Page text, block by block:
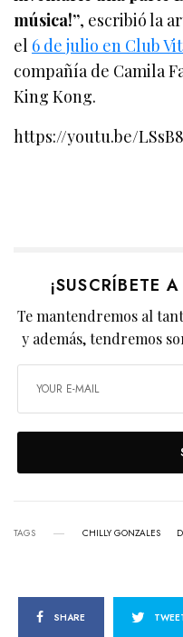
música!”, escribió la
el 6 de julio en Club
compañía de Camila
King Kong.
https://youtu.be/
¡SUSCRÍBETE
Te mantendremos al
y además, tendremos
TAGS CHILLY GONZALES
SHARE